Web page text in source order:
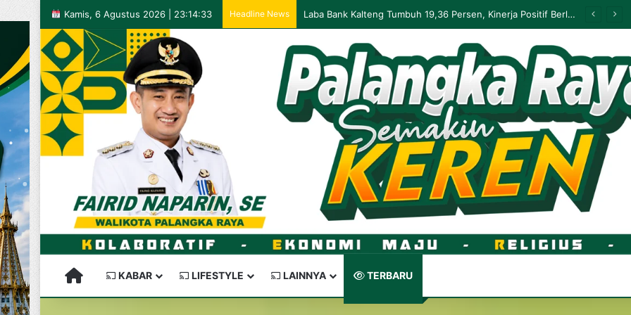
Kamis, 6 Agustus 2026 | 23:14:33 Headline News Palangka Raya Perluas Digitalisasi Perlindungan Sosial, Perkuat Akurasi Data dan Penyaluran Bansos
PALANGKARAYA SEMAKIN KEREN
KABAR LIFESTYLE LAINNYA TERBARU